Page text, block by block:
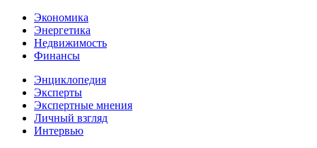
Экономика
Энергетика
Недвижимость
Финансы
Энциклопедия
Эксперты
Экспертные мнения
Личный взгляд
Интервью